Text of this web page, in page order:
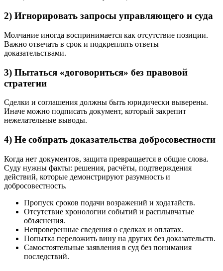
2) Игнорировать запросы управляющего и суда
Молчание иногда воспринимается как отсутствие позиции.
Важно отвечать в срок и подкреплять ответы
доказательствами.
3) Пытаться «договориться» без правовой
стратегии
Сделки и соглашения должны быть юридически выверены.
Иначе можно подписать документ, который закрепит
нежелательные выводы.
4) Не собирать доказательства добросовестности
Когда нет документов, защита превращается в общие слова.
Суду нужны факты: решения, расчёты, подтверждения
действий, которые демонстрируют разумность и
добросовестность.
Пропуск сроков подачи возражений и ходатайств.
Отсутствие хронологии событий и расплывчатые
объяснения.
Непроверенные сведения о сделках и оплатах.
Попытка переложить вину на других без доказательств.
Самостоятельные заявления в суд без понимания
последствий.